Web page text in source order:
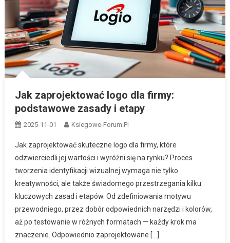
Jak zaprojektować logo dla firmy:
podstawowe zasady i etapy
2025-11-01 Ksiegowe-Forum.pl
Jak zaprojektować skuteczne logo dla firmy, które
odzwierciedli jej wartości i wyróżni się na rynku? Proces
tworzenia identyfikacji wizualnej wymaga nie tylko
kreatywności, ale także świadomego przestrzegania kilku
kluczowych zasad i etapów. Od zdefiniowania motywu
przewodniego, przez dobór odpowiednich narzędzi i kolorów,
aż po testowanie w różnych formatach — każdy krok ma
znaczenie. Odpowiednio zaprojektowane […]